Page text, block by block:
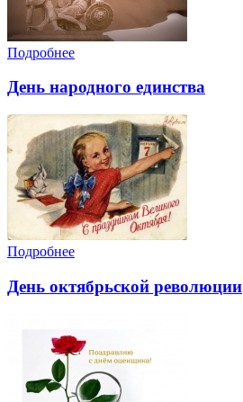
Подробнее
День народного единства
Подробнее
День октябрьской революции